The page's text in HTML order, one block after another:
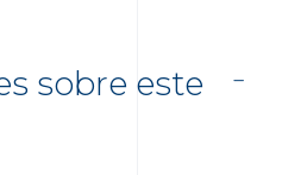
sobre este